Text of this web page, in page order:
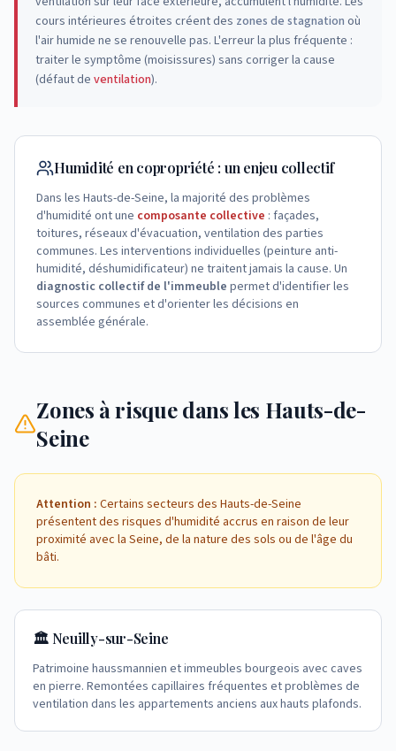
cours intérieures étroites créent des zones de stagnation où
l'air humide ne se renouvelle pas. L'erreur la plus fréquente :
traiter le symptôme (moisissures) sans corriger la cause
(défaut de ventilation).
Humidité en copropriété : un enjeu collectif
Dans les Hauts-de-Seine, la majorité des problèmes
d'humidité ont une composante collective : façades,
toitures, réseaux d'évacuation, ventilation des parties
communes. Les interventions individuelles (peinture anti-
humidité, déshumidificateur) ne traitent jamais la cause. Un
diagnostic collectif de l'immeuble permet d'identifier les
sources communes et d'orienter les décisions en
assemblée générale.
Zones à risque dans les Hauts-de-
Seine
Attention : Certains secteurs des Hauts-de-Seine
présentent des risques d'humidité accrus en raison de leur
proximité avec la Seine, de la nature des sols ou de l'âge du
bâti.
🏛️ Neuilly-sur-Seine
Patrimoine haussmannien et immeubles bourgeois avec caves
en pierre. Remontées capillaires fréquentes et problèmes de
ventilation dans les appartements anciens aux hauts plafonds.